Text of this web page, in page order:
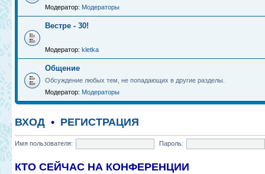
Модератор: Модераторы
Вестре - 30!
Модератор: kletka
Общение
Обсуждение любых тем, не попадающих в другие разделы.
Модератор: Модераторы
ВХОД • РЕГИСТРАЦИЯ
Имя пользователя: Пароль:
КТО СЕЙЧАС НА КОНФЕРЕНЦИИ